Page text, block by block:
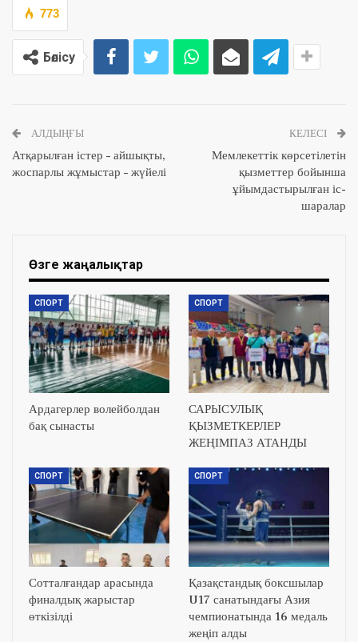
773
Бөлісу
АЛДЫҢҒЫ
Атқарылған істер – айшықты,
жоспарлы жұмыстар – жүйелі
КЕЛЕСІ
Мемлекеттік көрсетілетін
қызметтер бойынша
ұйымдастырылған іс-
шаралар
Өзге жаңалықтар
СПОРТ
Ардагерлер волейболдан
бақ сынасты
СПОРТ
САРЫСУЛЫҚ
ҚЫЗМЕТКЕРЛЕР
ЖЕҢІМПАЗ АТАНДЫ
СПОРТ
Сотталғандар арасында
финалдық жарыстар
өткізілді
СПОРТ
Қазақстандық боксшылар
U17 санатындағы Азия
чемпионатында 16 медаль
жеңіп алды